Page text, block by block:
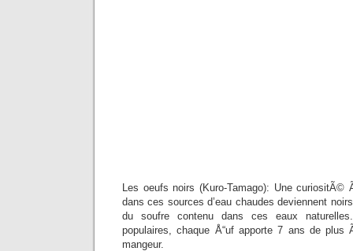
Les oeufs noirs (Kuro-Tamago): Une
dans ces sources d’eau chaudes deviennent
du soufre contenu dans ces eaux
populaires, chaque Å“uf apporte 7 ans de
mangeur.